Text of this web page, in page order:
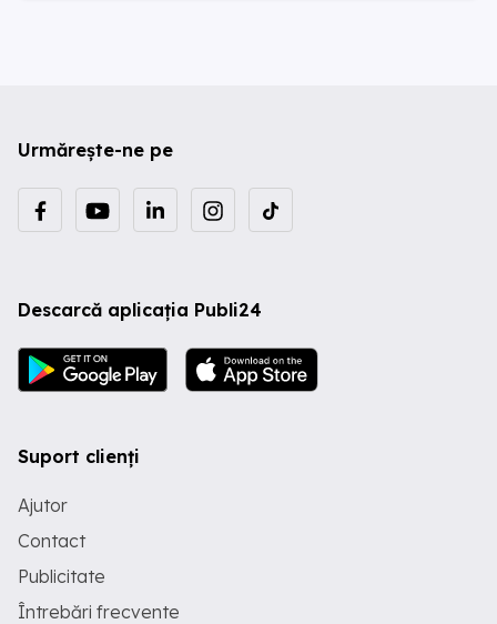
Urmărește-ne pe
Descarcă aplicația Publi24
Suport clienți
Ajutor
Contact
Publicitate
Întrebări frecvente